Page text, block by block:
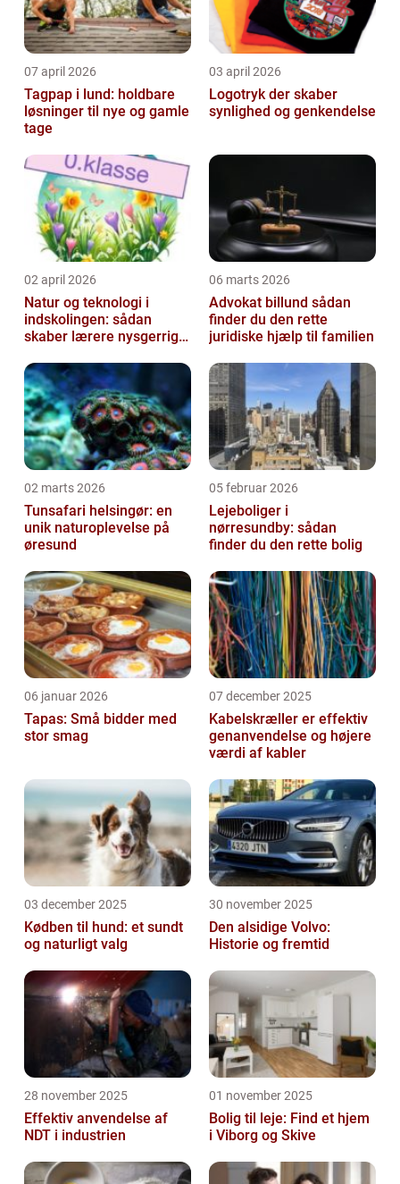
07 april 2026
Tagpap i lund: holdbare
løsninger til nye og gamle
tage
03 april 2026
Logotryk der skaber
synlighed og genkendelse
02 april 2026
Natur og teknologi i
indskolingen: sådan
skaber lærere nysgerrige
06 marts 2026
Advokat billund sådan
finder du den rette
juridiske hjælp til familien
02 marts 2026
Tunsafari helsingør: en
unik naturoplevelse på
øresund
05 februar 2026
Lejeboliger i
nørresundby: sådan
finder du den rette bolig
06 januar 2026
Tapas: Små bidder med
stor smag
07 december 2025
Kabelskræller er effektiv
genanvendelse og højere
værdi af kabler
03 december 2025
Kødben til hund: et sundt
og naturligt valg
30 november 2025
Den alsidige Volvo:
Historie og fremtid
28 november 2025
Effektiv anvendelse af
NDT i industrien
01 november 2025
Bolig til leje: Find et hjem
i Viborg og Skive